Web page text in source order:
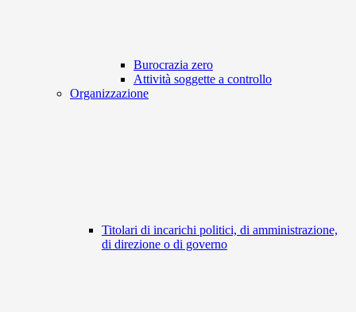
Burocrazia zero
Attività soggette a controllo
Organizzazione
Titolari di incarichi politici, di amministrazione,
di direzione o di governo